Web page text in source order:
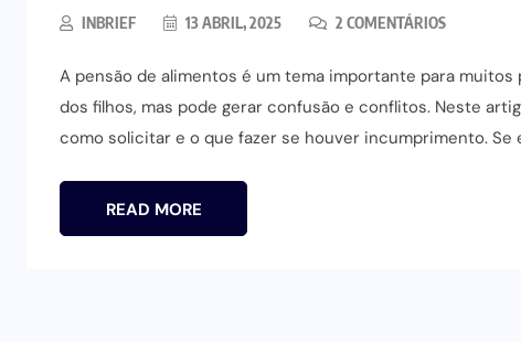
INBRIEF 13 ABRIL, 2025 2 COMENTÁRIOS
A pensão de alimentos é um tema importante para
dos filhos, mas pode gerar confusão e conflitos. Neste
como solicitar e o que fazer se houver incumprimento.
READ MORE